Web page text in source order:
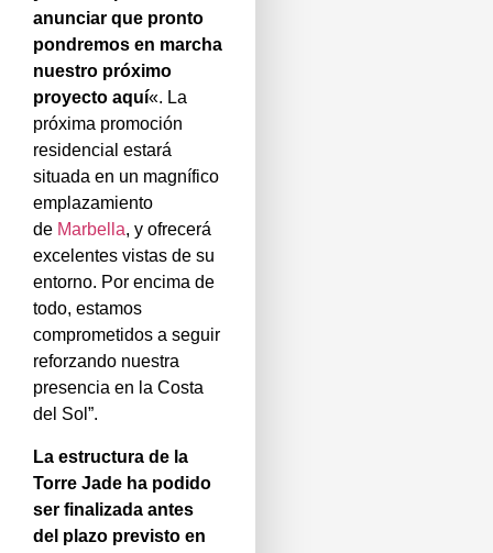
anunciar que pronto
pondremos en marcha
nuestro próximo
proyecto aquí«. La
próxima promoción
residencial estará
situada en un magnífico
emplazamiento
de Marbella, y ofrecerá
excelentes vistas de su
entorno. Por encima de
todo, estamos
comprometidos a seguir
reforzando nuestra
presencia en la Costa
del Sol”.
La estructura de la
Torre Jade ha podido
ser finalizada antes
del plazo previsto en